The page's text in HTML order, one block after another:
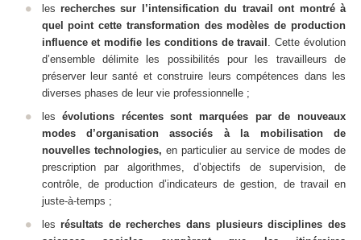
les recherches sur l’intensification du travail ont montré à
quel point cette transformation des modèles de production
influence et modifie les conditions de travail . Cette évolution
d’ensemble délimite les possibilités pour les travailleurs de
préserver leur santé et construire leurs compétences dans les
diverses phases de leur vie professionnelle ;
lesévolutions récentes sont marquées par de nouveaux
modes d’organisation associés à la mobilisation de
nouvelles technologies, en particulier au service de modes de
prescription par algorithmes, d’objectifs de supervision, de
contrôle, de production d’indicateurs de gestion, de travail en
juste-à-temps ;
lesrésultats de recherches dans plusieurs disciplines des